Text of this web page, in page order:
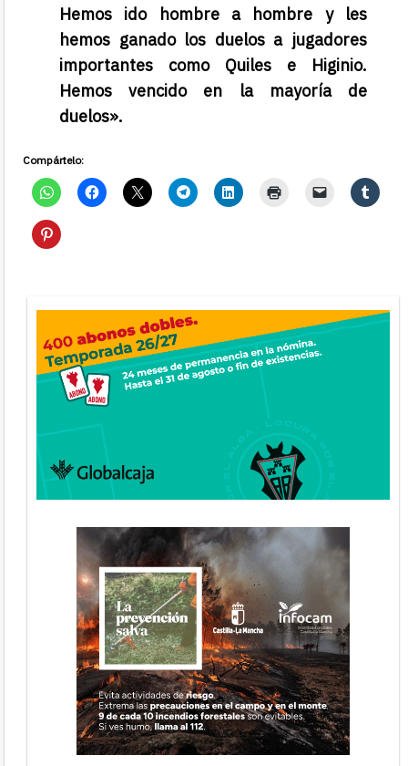
Hemos ido hombre a hombre y les
hemos ganado los duelos a jugadores
importantes como Quiles e Higinio.
Hemos vencido en la mayoría de
duelos».
Compártelo: